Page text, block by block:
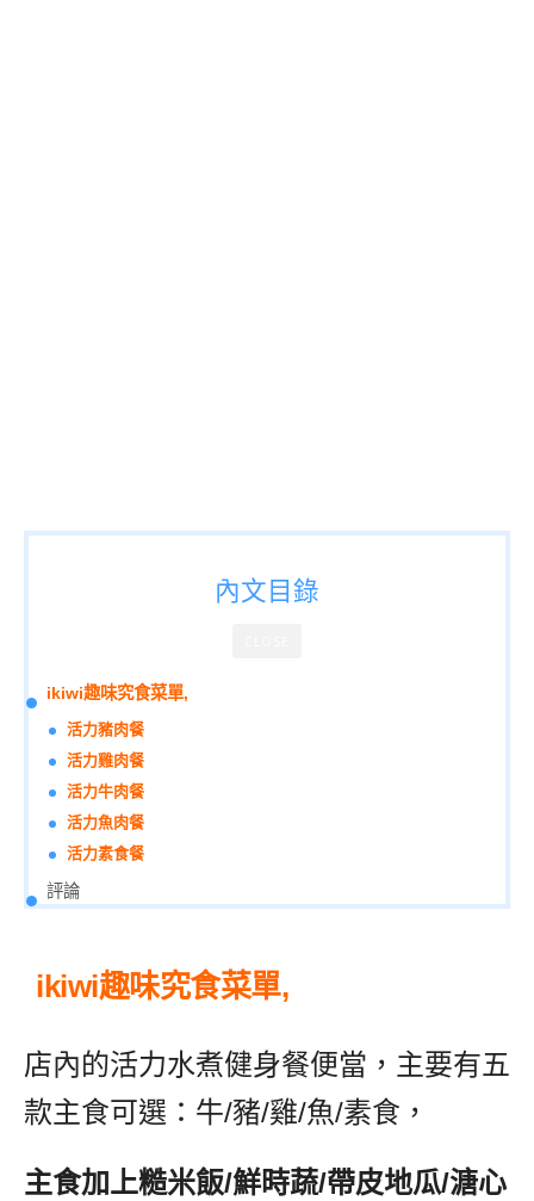
內文目錄
ikiwi趣味究食菜單,
活力豬肉餐
活力雞肉餐
活力牛肉餐
活力魚肉餐
活力素食餐
評論
ikiwi趣味究食菜單,
店內的活力水煮健身餐便當，主要有五
款主食可選：牛/豬/雞/魚/素食，
主食加上糙米飯/鮮時蔬/帶皮地瓜/溏心